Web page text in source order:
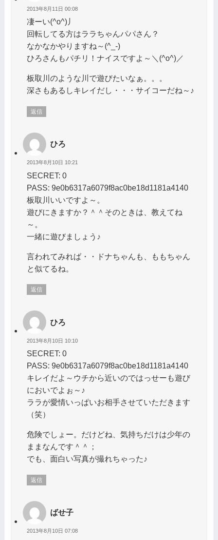
2013年8月11日 00:08
凄ーい(^o^)丿
回転してる方はララちゃんパパさん？
なかなかやりますね～(^_-)
ひろさんもパチリ！ナイスですよ～＼(^o^)／
板取川のような川で遊びたいなぁ。。。
深さもあるしキレイだし・・・サイコーだね～♪
返信
ひろ
2013年8月10日 10:21
SECRET: 0
PASS: 9e0b6317a6079f8ac0be18d1181a4140
板取川いいですよ～。
遊びにきますか？＾＾そのときは、教えてね
～。
一緒に遊びましょう♪
言われてみれば・・ドナちゃんも、ももちゃん
と似てるね。
返信
ひろ
2013年8月10日 10:10
SECRET: 0
PASS: 9e0b6317a6079f8ac0be18d1181a4140
キレイだよ～ウチから近いのではっせーも遊び
においでよぉ～♪
ララが愛情いっぱいお相手させていただきます
（笑）
危険でしょー。だけどね、気持ちだけは少年の
ままなんです＾＾；
でも、面白い写真が撮れちゃった♪
返信
ばせ子
2013年8月10日 07:08